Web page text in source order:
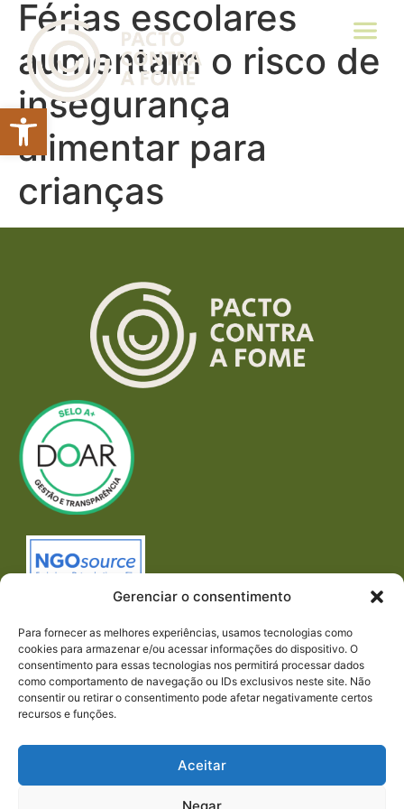
Abrir a barra de ferramentas
Gerenciar o consentimento
Para fornecer as melhores experiências, usamos tecnologias como
cookies para armazenar e/ou acessar informações do dispositivo. O
consentimento para essas tecnologias nos permitirá processar dados
como comportamento de navegação ou IDs exclusivos neste site. Não
consentir ou retirar o consentimento pode afetar negativamente certos
recursos e funções.
Aceitar
Negar
Férias escolares
aumentam o risco de
insegurança
alimentar para
crianças
REDES SOCIAIS